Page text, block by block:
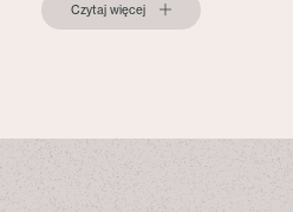
Czytaj więcej